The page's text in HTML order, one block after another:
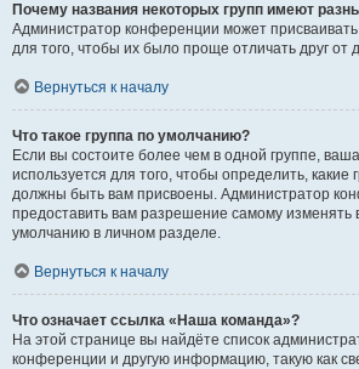
Почему названия некоторых групп имеют
Администратор конференции может присваивать
для того, чтобы их было проще отличать друг от
Вернуться к началу
Что такое группа по умолчанию?
Если вы состоите более чем в одной группе,
используется для того, чтобы определить, какие
должны быть вам присвоены. Администратор
предоставить вам разрешение самому изменять
умолчанию в личном разделе.
Вернуться к началу
Что означает ссылка «Наша команда»?
На этой странице вы найдёте список
конференции и другую информацию, такую как